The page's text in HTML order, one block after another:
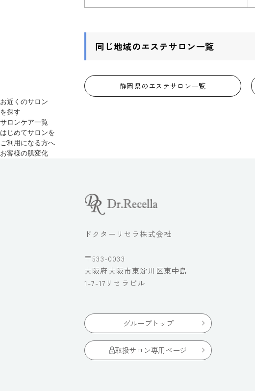
同じ地域のエステサロン一覧
静岡県のエステサロン一覧
お近くのサロン
を探す
サロンケア一覧
はじめてサロンを
ご利用になる方へ
お客様の肌変化
ドクターリセラ株式会社
〒533-0033
大阪府大阪市東淀川区東中島
1-7-17リセラビル
グループトップ
取扱サロン専用ページ